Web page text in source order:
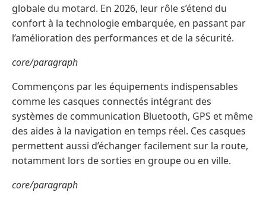
globale du motard. En 2026, leur rôle s’étend du
confort à la technologie embarquée, en passant par
l’amélioration des performances et de la sécurité.
core/paragraph
Commençons par les équipements indispensables
comme les casques connectés intégrant des
systèmes de communication Bluetooth, GPS et même
des aides à la navigation en temps réel. Ces casques
permettent aussi d’échanger facilement sur la route,
notamment lors de sorties en groupe ou en ville.
core/paragraph